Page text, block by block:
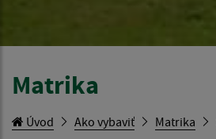
Matrika
Úvod Ako vybaviť Matrika